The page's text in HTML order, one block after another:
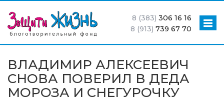
8 (383) 306 16 16
8 (913) 739 67 70
ВЛАДИМИР АЛЕКСЕЕВИЧ
СНОВА ПОВЕРИЛ В ДЕДА
МОРОЗА И СНЕГУРОЧКУ